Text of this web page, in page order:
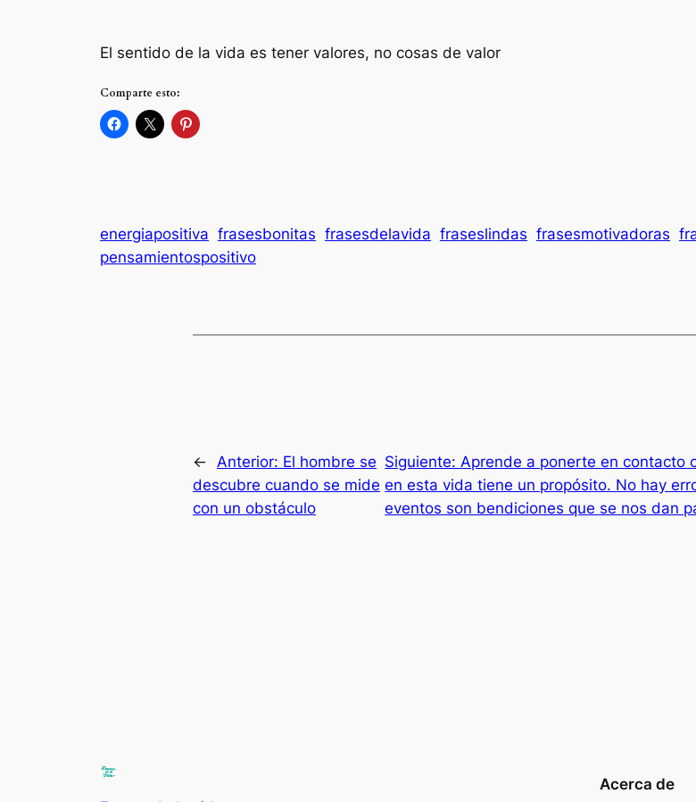
El sentido de la vida es tener valores, no cosas de valor
Comparte esto:
energiapositiva frasesbonitas frasesdelavida fraseslindas frasesmotivadoras
pensamientospositivo
← Anterior: El hombre se
descubre cuando se mide
con un obstáculo
Siguiente: Aprende a ponerte en contacto
en esta vida tiene un propósito. No hay
eventos son bendiciones que se nos dan
Acerca de